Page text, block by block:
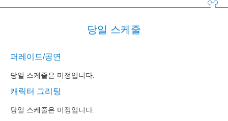
당일 스케줄
퍼레이드/공연
당일 스케줄은 미정입니다.
캐릭터 그리팅
당일 스케줄은 미정입니다.